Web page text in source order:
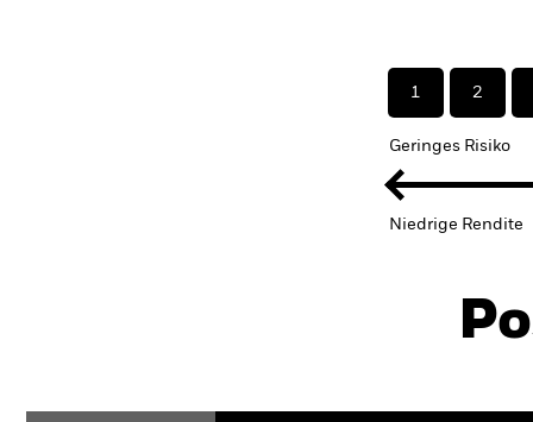
1 2
Geringes Risiko
Niedrige Rendite